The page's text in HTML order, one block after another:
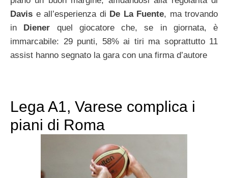
Davis e all’esperienza di De La Fuente, ma trovando
in Diener quel giocatore che, se in giornata, è
immarcabile: 29 punti, 58% ai tiri ma soprattutto 11
assist hanno segnato la gara con una firma d’autore
Lega A1, Varese complica i
piani di Roma